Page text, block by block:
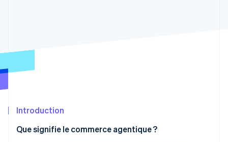
Climate
Vérification de l'identité
Introduction
Que signifie le commerce agentique ?